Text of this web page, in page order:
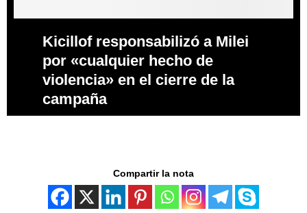
Kicillof responsabilizó a Milei
por «cualquier hecho de
violencia» en el cierre de la
campaña
Compartir la nota